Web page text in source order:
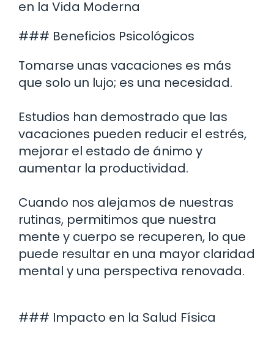
en la Vida Moderna
### Beneficios Psicológicos
Tomarse unas vacaciones es más
que solo un lujo; es una necesidad.
Estudios han demostrado que las
vacaciones pueden reducir el estrés,
mejorar el estado de ánimo y
aumentar la productividad.
Cuando nos alejamos de nuestras
rutinas, permitimos que nuestra
mente y cuerpo se recuperen, lo que
puede resultar en una mayor claridad
mental y una perspectiva renovada.
### Impacto en la Salud Física